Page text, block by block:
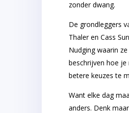
zonder dwang.
De grondleggers
Thaler en Cass
Nudging waarin
beschrijven hoe
betere keuzes te
Want elke dag
anders. Denk